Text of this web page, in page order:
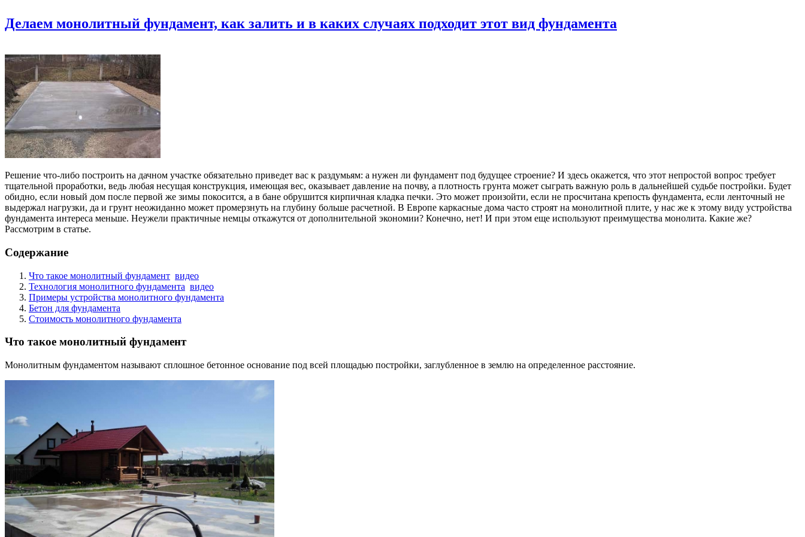
Делаем монолитный фундамент, как залить и в каких случаях подходит этот вид фундамента
Решение что-либо построить на дачном участке обязательно приведет вас к раздумьям: а нужен ли фундамент под будущее строение? И здесь окажется, что этот непростой вопрос требует
тщательной проработки, ведь любая несущая конструкция, имеющая вес, оказывает давление на почву, а плотность грунта может сыграть важную роль в дальнейшей судьбе постройки. Будет
обидно, если новый дом после первой же зимы покосится, а в бане обрушится кирпичная кладка печки. Это может произойти, если не просчитана крепость фундамента, если ленточный не
выдержал нагрузки, да и грунт неожиданно может промерзнуть на глубину больше расчетной. В Европе каркасные дома часто строят на монолитной плите, у нас же к этому виду устройства
фундамента интереса меньше. Неужели практичные немцы откажутся от дополнительной экономии? Конечно, нет! И при этом еще используют преимущества монолита. Какие же?
Рассмотрим в статье.
Содержание
Что такое монолитный фундамент видео
Технология монолитного фундамента видео
Примеры устройства монолитного фундамента
Бетон для фундамента
Стоимость монолитного фундамента
Что такое монолитный фундамент
Монолитным фундаментом называют сплошное бетонное основание под всей площадью постройки, заглубленное в землю на определенное расстояние.